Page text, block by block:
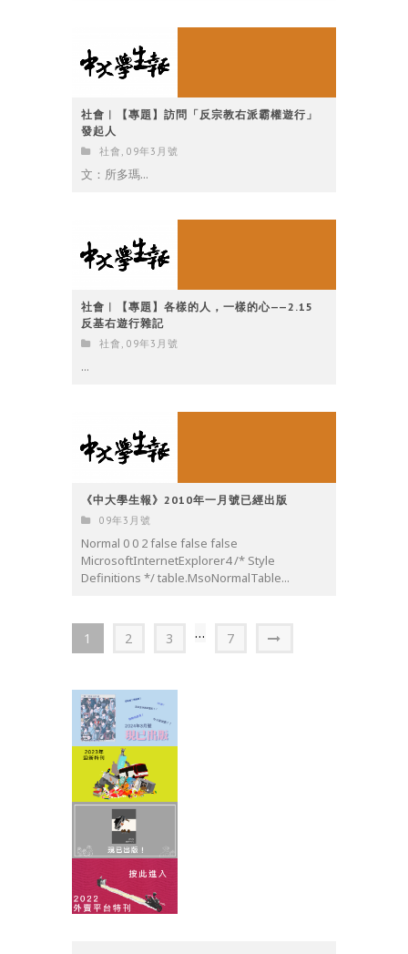
社會︳【專題】訪問「反宗教右派霸權遊行」
發起人
社會 , 09年3月號
文：所多瑪...
社會︳【專題】各樣的人，一樣的心——2.15
反基右遊行雜記
社會 , 09年3月號
...
《中大學生報》2010年一月號已經出版
09年3月號
Normal 0 0 2 false false false
MicrosoftInternetExplorer4 /* Style
Definitions */ table.MsoNormalTable...
1 2 3 ... 7